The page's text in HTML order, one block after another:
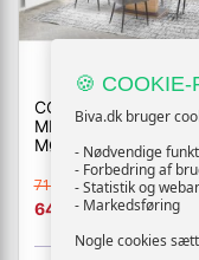
CONCORD
MED UDTRÆK, -
MØRKEGRÅ, BEN -
GYLDEN EG
7199,-
6479,-
🍪 COOKIE-
Biva.dk bruger
- Nødvendige
- Forbedring af
- Statistik og
- Markedsføring
Nogle cookies